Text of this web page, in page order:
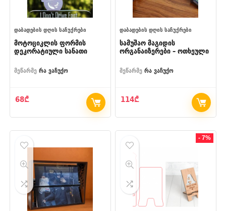
ᲓᲐᲑᲐᲓᲔᲑᲘᲡ ᲓᲦᲘᲡ ᲡᲐᲩᲣᲥᲠᲔᲑᲘ
მოტოციკლის ფორმის
დეკორატიული სანათი
მეწარმე რა ვაჩუქო
68₾
ᲓᲐᲑᲐᲓᲔᲑᲘᲡ ᲓᲦᲘᲡ ᲡᲐᲩᲣᲥᲠᲔᲑᲘ
სამუშაო მაგიდის
ორგანაიზერები – ოთხეული
მეწარმე რა ვაჩუქო
114₾
- 7%